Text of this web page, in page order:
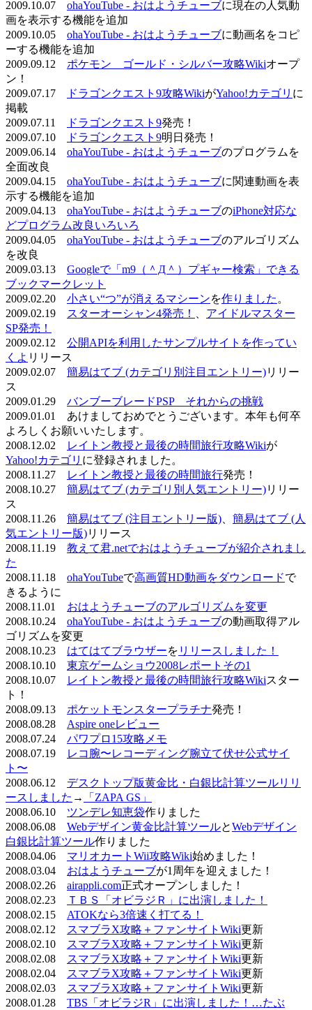
2009.10.07 ohaYouTube - おはようチューブに現在の人気動
画を表示する機能を追加
2009.10.05 ohaYouTube - おはようチューブに動画名をコピ
ーする機能を追加
2009.09.12 ポケモン ゴールド・シルバー攻略Wikiオープ
ン！
2009.07.17
ドラゴンクエスト9攻略WikiがYahoo!カテゴリ に
掲載
2009.07.11
ドラゴンクエスト9発売！
2009.07.10
ドラゴンクエスト9明日発売！
2009.06.14 ohaYouTube - おはようチューブのプログラムを
全面改良
2009.04.15 ohaYouTube - おはようチューブに関連動画を表
示する機能を追加
2009.04.13 ohaYouTube - おはようチューブのiPhone対応な
どプログラム改良いろいろ
2009.04.05 ohaYouTube - おはようチューブのアルゴリズム
を改良
2009.03.13 Googleで「m9（＾Д＾）プギャー検索」できる
ブックマークレット
2009.02.20 小さい“つ”が消えるマシーンを作りました 。
2009.02.19
スターオーシャン4発売！
アイドルマスター
SP発売！
2009.02.12 公開APIを利用したサンプルサイトを作ってい
くよ リリース
2009.02.07 簡易はてブ (カテゴリ別注目エントリー)リリー
ス
2009.01.29 バンブーブレードPSP それからの挑戦
2009.01.01 あけましておめでとうございます。本年も何卒
よろしくお願いいたします。
2008.12.02
レイトン教授と最後の時間旅行攻略Wikiが
Yahoo!カテゴリ に登録されました。
2008.11.27
レイトン教授と最後の時間旅行発売！
2008.10.27 簡易はてブ (カテゴリ別人気エントリー)リリー
ス
2008.11.26 簡易はてブ (注目エントリー版)
簡易はてブ (人
気エントリー版)リリース
2008.11.19 教えて君.netでおはようチューブが紹介されまし
た
2008.11.18 ohaYouTubeで高画質HD動画をダウンロードで
きるように
2008.11.01 おはようチューブのアルゴリズムを変更
2008.10.24 ohaYouTube - おはようチューブの動画取得アル
ゴリズムを変更
2008.10.23 はてはてブラウザーを リリースしました！
2008.10.10 東京ゲームショウ2008レポートその1
2008.10.07
レイトン教授と最後の時間旅行攻略Wikiスター
ト！
2008.09.13 ポケットモンスタープラチナ発売！
2008.08.28 Aspire oneレビュー
2008.07.24 パワプロ15攻略メモ
2008.07.19
レコ腕〜レコーディング腕立て伏せ公式サイ
ト〜
2008.06.12 デスクトップ版黄金比・白銀比計算ツールリリ
ースしました →
「ZAPA GS」
2008.06.10 ツンデレ知恵袋作りました
2008.06.08 Webデザイン黄金比計算ツールとWebデザイン
白銀比計算ツール作りました
2008.04.06 マリオカートWii攻略Wiki始めました！
2008.03.04 おはようチューブが1周年を迎えました！
2008.02.26 airappli.com正式オープンしました！
2008.02.23
ＴＢＳ「オビラジＲ」に出演しました！
2008.02.15 ATOKなら3倍速く打てる！
2008.02.12
スマブラX攻略＋ファンサイトWiki更新
2008.02.10
スマブラX攻略＋ファンサイトWiki更新
2008.02.08
スマブラX攻略＋ファンサイトWiki更新
2008.02.04
スマブラX攻略＋ファンサイトWiki更新
2008.02.03
スマブラX攻略＋ファンサイトWiki更新
2008.01.28 TBS「オビラジR」に出演しました！…たぶ